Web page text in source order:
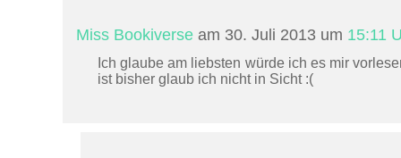
Miss Bookiverse am 30. Juli 2013 um 15:11
Ich glaube am liebsten würde ich es mir
ist bisher glaub ich nicht in Sicht :(